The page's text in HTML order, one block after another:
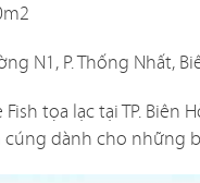
Chúng tôi
phương án
N1, P. Thống Nhất,
Fish tọa lạc tại TP.
cúng dành cho những